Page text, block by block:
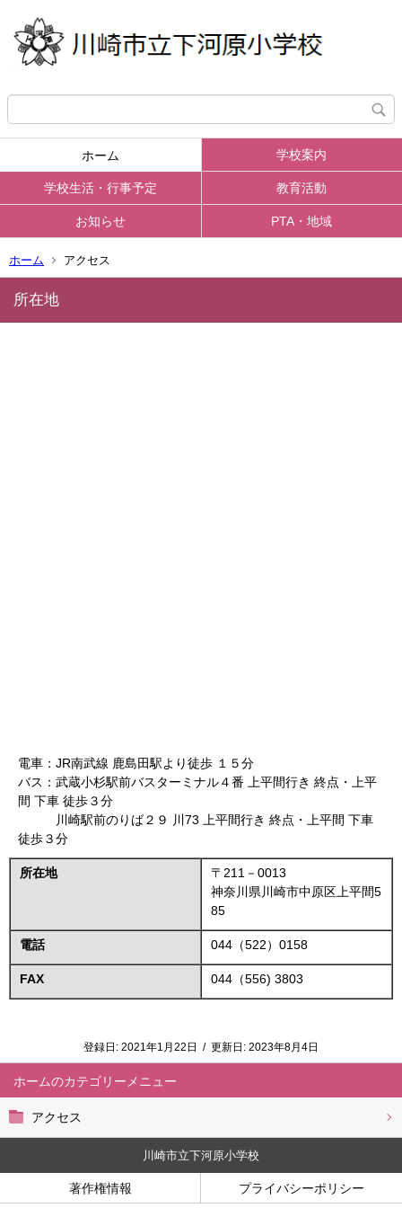
ホーム 学校案内
学校生活・行事予定 教育活動
お知らせ PTA・地域
ホーム アクセス
ホーム
アクセス
所在地
電車：JR南武線 鹿島田駅より徒歩 １５分
バス：武蔵小杉駅前バスターミナル４番 上平間行き 終点・上平
間 下車 徒歩３分
川崎駅前のりば２９ 川73 上平間行き 終点・上平間 下車
徒歩３分
所在地
〒211－0013
神奈川県川崎市中原区上平間5
85
電話 044（522）0158
FAX 044（556) 3803
登録日: 2021年1月22日 / 更新日: 2023年8月4日
川崎市立下河原小学校
著作権情報 プライバシーポリシー